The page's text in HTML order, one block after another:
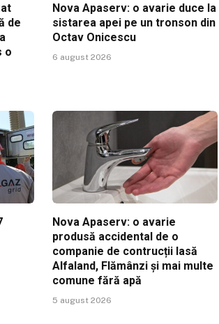
de
o
Nova Apaserv: o avarie duce la
sistarea apei pe un tronson din
Octav Onicescu
6 august 2026
Nova Apaserv: o avarie
produsă accidental de o
companie de contrucții lasă
Alfaland, Flămânzi și mai multe
comune fără apă
5 august 2026